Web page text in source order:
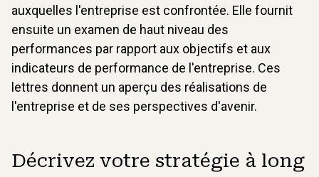
auxquelles l'entreprise est confrontée. Elle fournit
ensuite un examen de haut niveau des
performances par rapport aux objectifs et aux
indicateurs de performance de l'entreprise. Ces
lettres donnent un aperçu des réalisations de
l'entreprise et de ses perspectives d'avenir.
Décrivez votre stratégie à long